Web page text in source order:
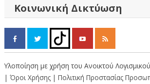
Κοινωνική Δικτύωση
Υλοποίηση με χρήση του Ανοικτού Λογισμικού
| Όροι Χρήσης | Πολιτική Προστασίας